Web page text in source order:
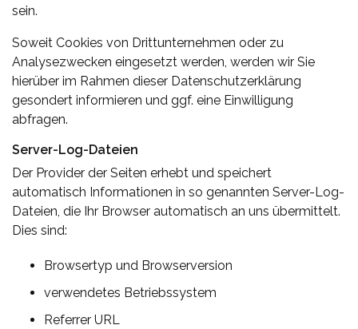
sein.
Soweit Cookies von Drittunternehmen oder zu
Analysezwecken eingesetzt werden, werden wir Sie
hierüber im Rahmen dieser Datenschutzerklärung
gesondert informieren und ggf. eine Einwilligung
abfragen.
Server-Log-Dateien
Der Provider der Seiten erhebt und speichert
automatisch Informationen in so genannten Server-Log-
Dateien, die Ihr Browser automatisch an uns übermittelt.
Dies sind:
Browsertyp und Browserversion
verwendetes Betriebssystem
Referrer URL